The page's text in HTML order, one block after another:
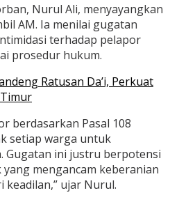
Nurul Ali, menyayangkan
AM. Ia menilai gugatan
terhadap pelapor
prosedur hukum.
Ratusan Da’i, Perkuat
berdasarkan Pasal 108
setiap warga untuk
Gugatan ini justru berpotensi
mengancam keberanian
keadilan,” ujar Nurul.